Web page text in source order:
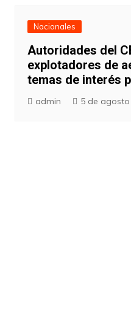
Nacionales
Autoridades del
explotadores de
temas de interés
admin 5 de